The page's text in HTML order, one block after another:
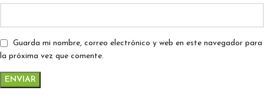
Guarda mi nombre, correo electrónico y web en este navegador para
la próxima vez que comente.